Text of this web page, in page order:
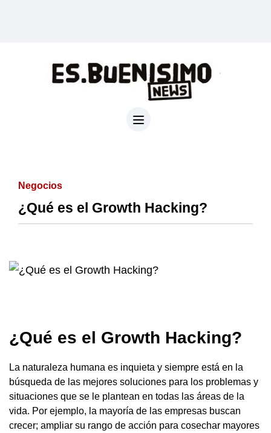
Negocios
¿Qué es el Growth Hacking?
¿Qué es el Growth Hacking?
La naturaleza humana es inquieta y siempre está en la
búsqueda de las mejores soluciones para los problemas y
situaciones que se le plantean en todas las áreas de la
vida. Por ejemplo, la mayoría de las empresas buscan
crecer; ampliar su rango de acción para cosechar mayores